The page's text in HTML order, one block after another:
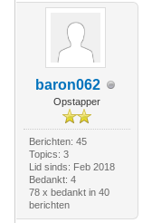
baron062
Opstapper
Berichten: 45
Topics: 3
Lid sinds: Feb 2018
Bedankt: 4
78 x bedankt in 40
berichten